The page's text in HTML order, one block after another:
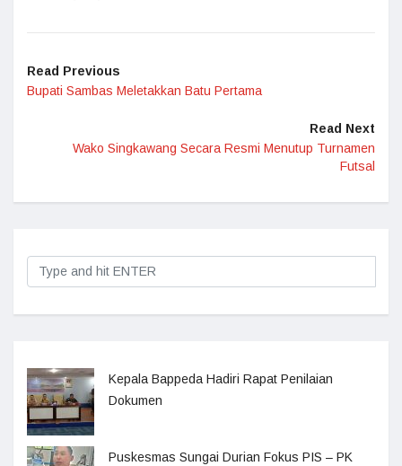
Read Previous
Bupati Sambas Meletakkan Batu Pertama
Read Next
Wako Singkawang Secara Resmi Menutup Turnamen
Futsal
Kepala Bappeda Hadiri Rapat Penilaian
Dokumen
Puskesmas Sungai Durian Fokus PIS – PK